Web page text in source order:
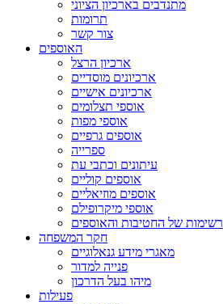
מתנדבים בארכיון הציוני
תרומות
צור קשר
האוספים
ארכיון הרצל
ארכיונים מוסדיים
ארכיונים אישיים
אוספי תצלומים
אוספי מפות
אוספים גרפיים
ספרייה
עיתונים וכתבי עת
אוספים קוליים
אוספים מוזיאליים
אוספי מיקרופילם
רשימות של החטיבות והאוספים
חקר המשפחה
מאגרי מידע גנאלוגיים
פנייה למדור
מיהו בעל הדרכון
פעילות